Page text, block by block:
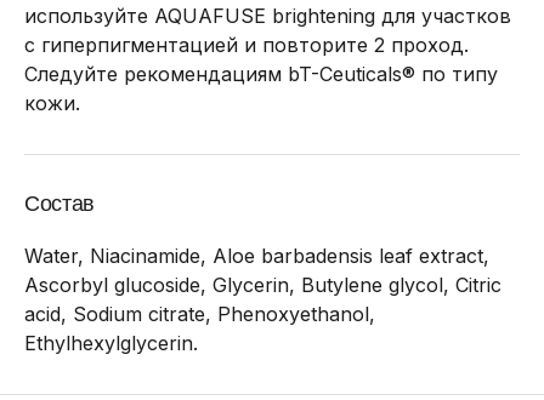
используйте AQUAFUSE brightening для участков
с гиперпигментацией и повторите 2 проход.
Следуйте рекомендациям bT-Ceuticals® по типу
кожи.
Состав
Water, Niacinamide, Aloe barbadensis leaf extract,
Ascorbyl glucoside, Glycerin, Butylene glycol, Citric
acid, Sodium citrate, Phenoxyethanol,
Ethylhexylglycerin.